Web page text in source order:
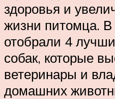
здоровья и
жизни питомца.
отобрали 4
собак, которые
ветеринары и
домашних